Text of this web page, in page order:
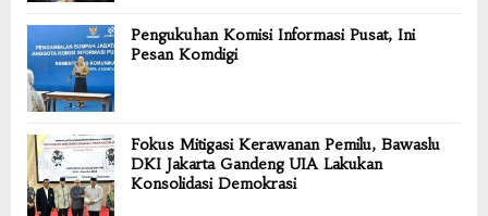
Pengukuhan Komisi Informasi Pusat, Ini
Pesan Komdigi
Fokus Mitigasi Kerawanan Pemilu, Bawaslu
DKI Jakarta Gandeng UIA Lakukan
Konsolidasi Demokrasi